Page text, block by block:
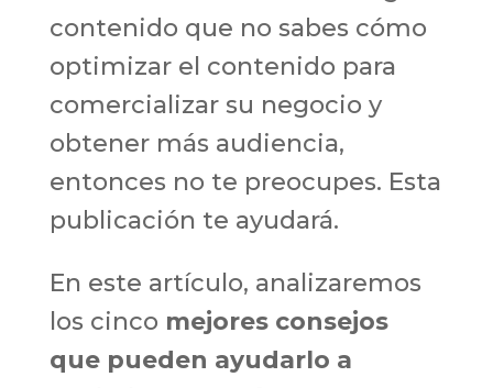
contenido que no sabes cómo
optimizar el contenido para
comercializar su negocio y
obtener más audiencia,
entonces no te preocupes. Esta
publicación te ayudará.
En este artículo, analizaremos
los cinco mejores consejos
que pueden ayudarlo a